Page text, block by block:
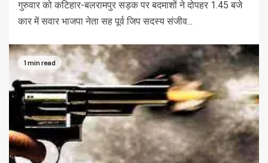
गुरुवार को कटिहार-बलरामपुर सड़क पर बदमाशों ने दोपहर 1.45 बजे
कार में सवार भाजपा नेता सह पूर्व जिप सदस्य संजीव...
1 min read